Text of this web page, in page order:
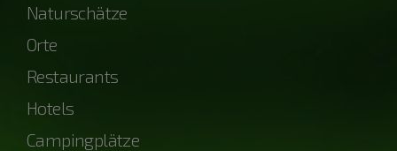
Naturschätze
Orte
Restaurants
Hotels
Campingplätze